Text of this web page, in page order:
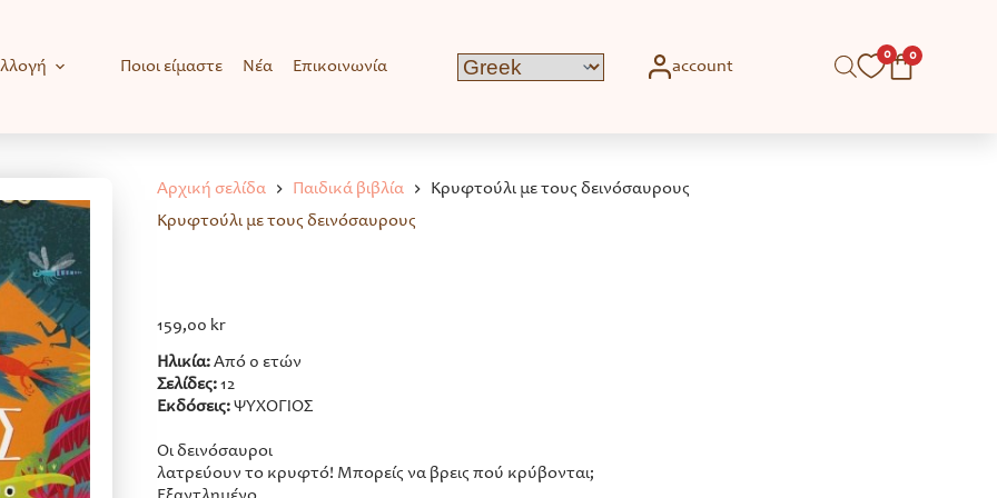
Ποιοι είμαστε Νέα Επικοινωνία account
0 0
Αρχική σελίδα Παιδικά βιβλία
Κρυφτούλι με τους δεινόσαυρους
Κρυφτούλι με τους δεινόσαυρους
159,00 kr
Ηλικία:Από 0 ετών
Σελίδες:12
Εκδόσεις:ΨΥΧΟΓΙΟΣ
Οι δεινόσαυροι
λατρεύουν το κρυφτό! Μπορείς να βρεις πού κρύβονται;